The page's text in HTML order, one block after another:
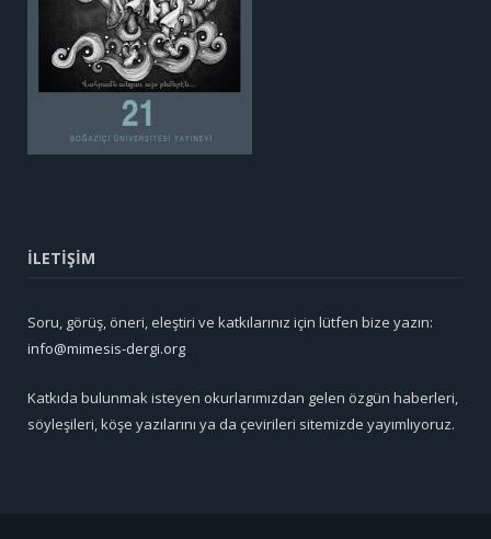
İLETİŞİM
Soru, görüş, öneri, eleştiri ve katkılarınız için lütfen bize yazın:
info@mimesis-dergi.org
Katkıda bulunmak isteyen okurlarımızdan gelen özgün haberleri,
söyleşileri, köşe yazılarını ya da çevirileri sitemizde yayımlıyoruz.